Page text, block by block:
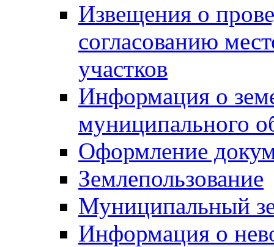
Извещения о
согласованию
участков
Информация о
муниципального
Оформление
Землепользование
Муниципальный
Информация о